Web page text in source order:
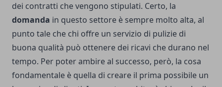
dei contratti che vengono stipulati. Certo, la
domanda in questo settore è sempre molto alta, al
punto tale che chi offre un servizio di pulizie di
buona qualità può ottenere dei ricavi che durano nel
tempo. Per poter ambire al successo, però, la cosa
fondamentale è quella di creare il prima possibile un